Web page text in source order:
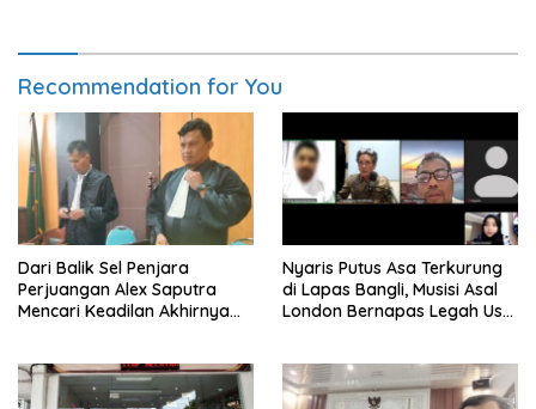
Recommendation for You
Dari Balik Sel Penjara
Perjuangan Alex Saputra
Mencari Keadilan Akhirnya
Nyaris Putus Asa Terkurung
di Lapas Bangli, Musisi Asal
London Bernapas Legah Usai